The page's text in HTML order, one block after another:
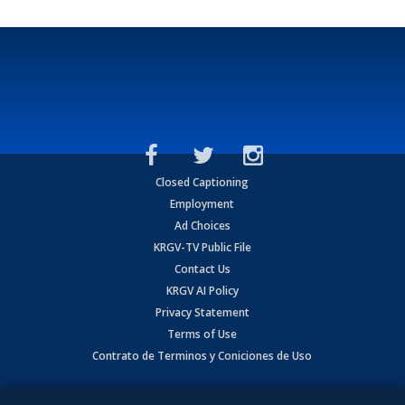
Closed Captioning
Employment
Ad Choices
KRGV-TV Public File
Contact Us
KRGV AI Policy
Privacy Statement
Terms of Use
Contrato de Terminos y Coniciones de Uso